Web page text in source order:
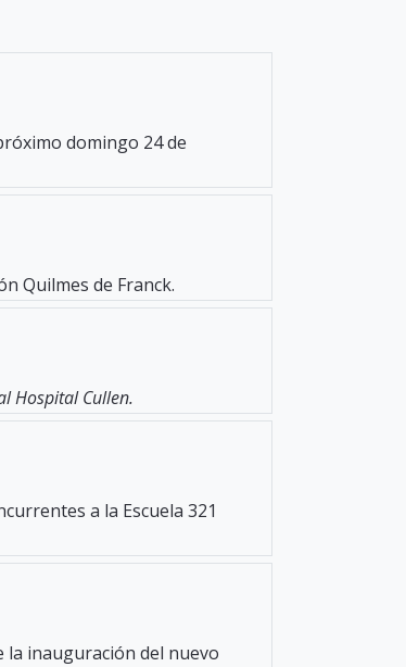
domingo 24 de
Quilmes de Franck.
Hospital Cullen.
a la Escuela 321
la inauguración del nuevo